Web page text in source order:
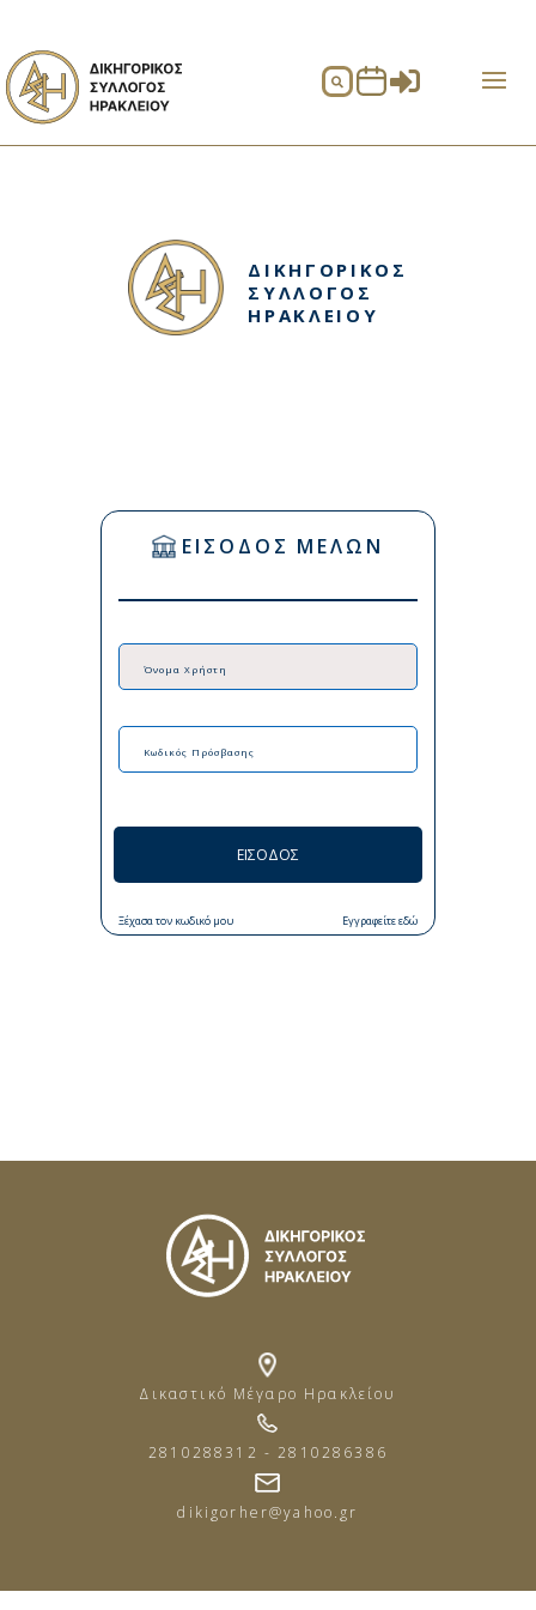
 
ΔΙΚΗΓΟΡΙΚΟΣ
ΣΥΛΛΟΓΟΣ
ΗΡΑΚΛΕΙΟΥ
ΕΙΣΟΔΟΣ ΜΕΛΩΝ
ΕΙΣΟΔΟΣ
Ξέχασα τον κωδικό μου Εγγραφείτε εδώ
Δικαστικό Μέγαρο Ηρακλείου
2810288312 - 2810286386
dikigorher@yahoo.gr